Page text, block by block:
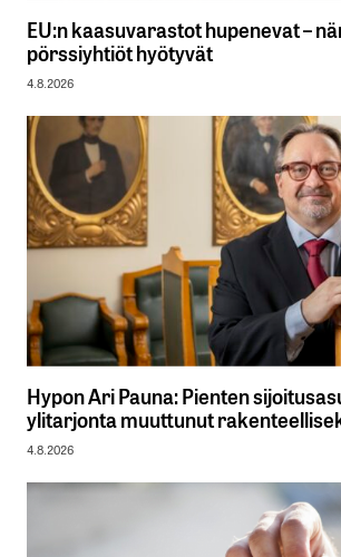
EU:n kaasuvarastot hupenevat –
pörssiyhtiöt hyötyvät
4.8.2026
Hypon Ari Pauna: Pienten
ylitarjonta muuttunut
4.8.2026